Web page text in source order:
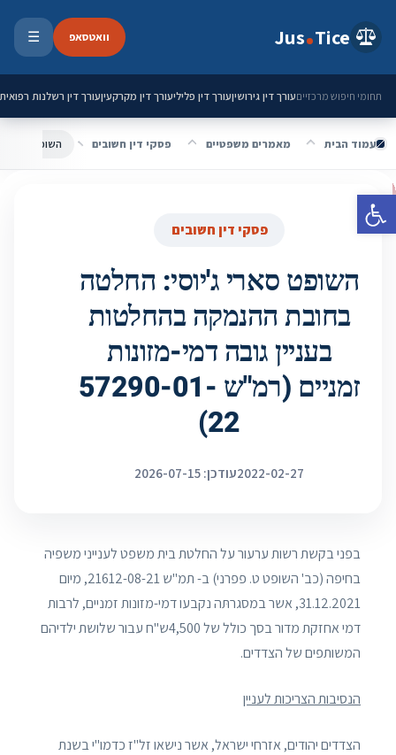
פתח סרגל נגישות
Jus Tice וואטסאפ ☰
תחומי חיפוש מרכזייםעורך דין גירושיןעורך דין פליליעורך דין מקרקעיןעורך דין רשלנות רפואית
עמוד הבית מאמרים משפטיים פסקי דין חשובים
פסקי דין חשובים
השופט סארי ג'יוסי: החלטה
בחובת ההנמקה בהחלטות
בעניין גובה דמי-מזונות
זמניים (רמ"ש 57290-01-
22)
2022-02-27עודכן: 2026-07-15
בפני בקשת רשות ערעור על החלטת בית משפט לענייני משפיה
בחיפה (כב' השופט ט. פפרני) ב- תמ"ש 21612-08-21, מיום
31.12.2021, אשר במסגרתּה נקבעו דמי-מזונות זמניים, לרבות
דמי אחזקת מדור בסך כולל של 4,500ש"ח עבור שלושת ילדיהם
המשותפים של הצדדים.
הנסיבות הצריכות לעניין
הצדדים יהודים, אזרחי ישראל, אשר נישאו זל"ז כדמו"י בשנת